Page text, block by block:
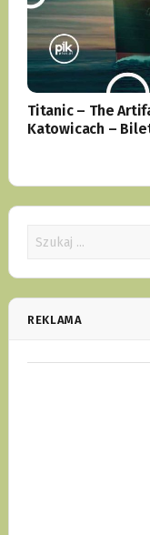
Titanic – The
Katowicach –
REKLAMA